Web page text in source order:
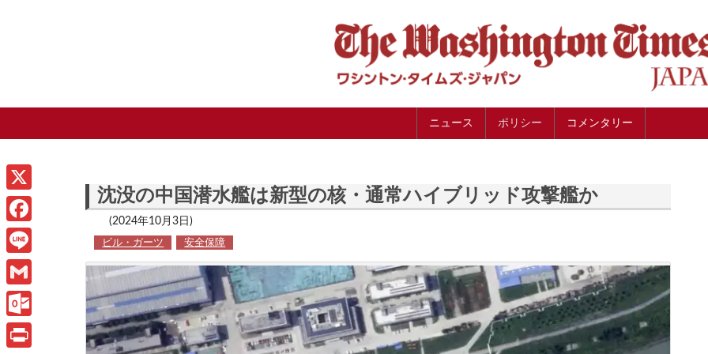
ニュース ポリシー コメンタリー
沈没の中国潜水艦は新型の核・通常ハイブリッド攻撃艦か
(2024年10月3日)
ビル・ガーツ 安全保障
X
F
a
c
e
b
L
i
n
e
G
m
a
O